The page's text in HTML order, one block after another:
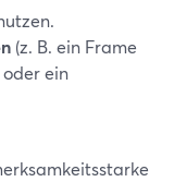
(z. B. ein Frame
ein